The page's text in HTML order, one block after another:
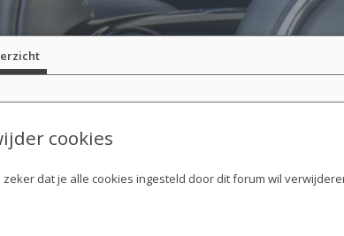
cookies
zeker dat je alle cookies ingesteld door dit forum wil